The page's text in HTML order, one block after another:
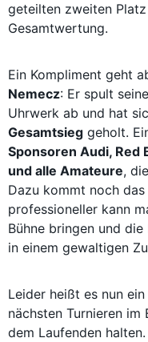
geteilten zweiten
Gesamtwertung.
Ein Kompliment geht
Nemecz: Er spult
Uhrwerk ab und hat
Gesamtsieg geholt.
Sponsoren Audi, Red
und alle Amateure,
Dazu kommt noch
professioneller kann
Bühne bringen und
in einem gewaltigen
Leider heißt es nun
nächsten Turnieren
dem Laufenden halten.